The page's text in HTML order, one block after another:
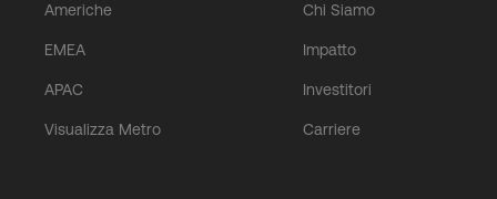
Americhe
EMEA
APAC
Visualizza Metro
Chi Siamo
Impatto
Investitori
Carriere